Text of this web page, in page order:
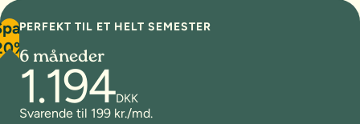
PERFEKT TIL ET HELT SEMESTER
6 måneder
1.194DKK
Svarende til 199 kr./md.